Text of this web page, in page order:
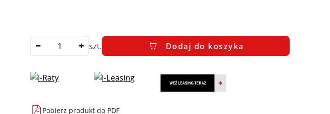
szt. Dodaj do koszyka
Dostępność
Pobierz produkt do PDF